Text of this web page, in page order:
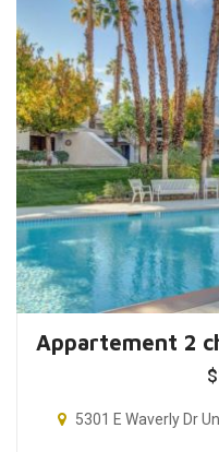
$
5301 E Waverly Dr